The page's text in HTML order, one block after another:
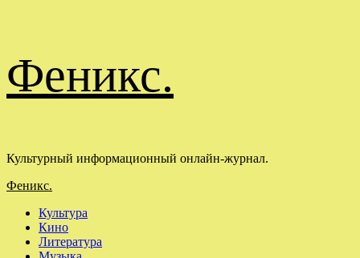
к
содержимому
Феникс.
Культурный информационный онлайн-журнал.
Основное
Феникс.
Культура
Кино
Литература